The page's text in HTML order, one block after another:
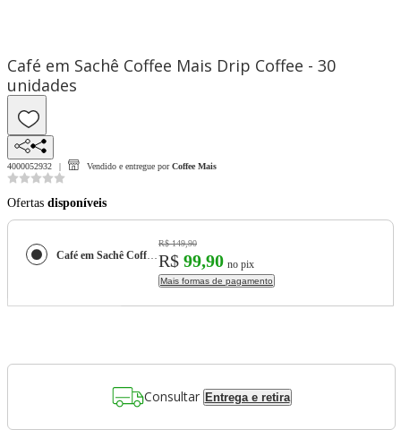
Café em Sachê Coffee Mais Drip Coffee - 30
unidades
4000052932 Vendido e entregue por Coffee Mais
Ofertas disponíveis
Café em Sachê Coffee Mais Drip Coffee - 30 unidades
R$ 149,90
R$ 99,90 no pix
Mais formas de pagamento
Consultar Entrega e retira